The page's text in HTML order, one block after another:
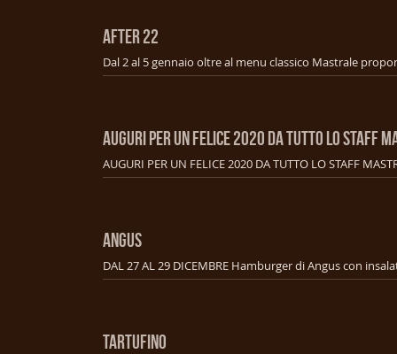
AFTER 22
AUGURI PER UN FELICE 2020 DA TUTTO LO STAFF
AUGURI PER UN FELICE 2020 DA TUTTO LO STAFF
ANGUS
TARTUFINO